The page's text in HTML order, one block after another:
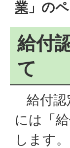
業」の
給付
て
給付認
には「
します